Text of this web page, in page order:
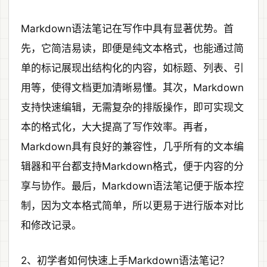
Markdown语法笔记在写作中具有显著优势。首
先，它简洁易读，即便是纯文本格式，也能通过简
单的标记展现出结构化的内容，如标题、列表、引
用等，使得文档更加清晰易懂。其次，Markdown
支持快速编辑，无需复杂的排版操作，即可实现文
本的格式化，大大提高了写作效率。再者，
Markdown具有良好的兼容性，几乎所有的文本编
辑器和平台都支持Markdown格式，便于内容的分
享与协作。最后，Markdown语法笔记便于版本控
制，因为文本格式简单，所以更易于进行版本对比
和修改记录。
2、初学者如何快速上手Markdown语法笔记？